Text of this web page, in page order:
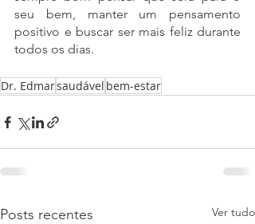
seu bem, manter um pensamento
positivo e buscar ser mais feliz durante
todos os dias.
Dr. Edmarsaudável bem-estar
Posts recentes Ver tudo